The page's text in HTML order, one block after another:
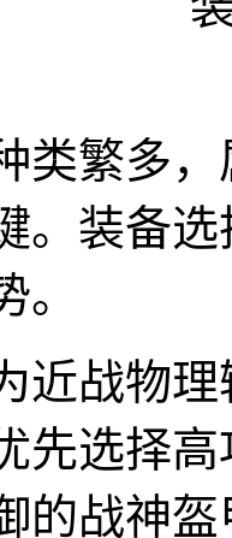
类繁多
。装备
近战物
先选择
的战神